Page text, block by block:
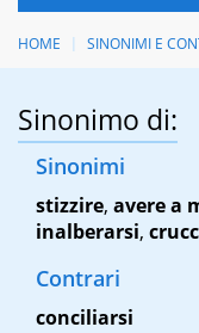
HOME SINONIMI E
Sinonimo di:
Sinonimi
stizzire, avere a
inalberarsi,
Contrari
conciliarsi